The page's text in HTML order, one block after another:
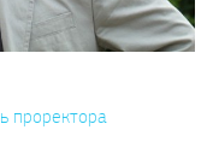
проректора